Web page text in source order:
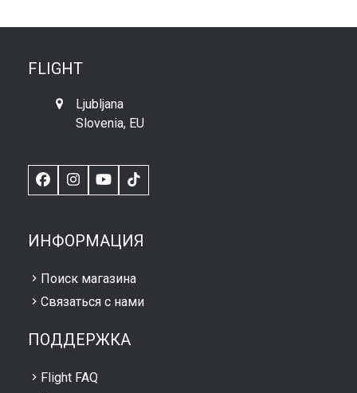
FLIGHT
Ljubljana
Slovenia, EU
FacebookInstagram
YouTubeTikTok
ИНФОРМАЦИЯ
Поиск магазина
Связаться с нами
ПОДДЕРЖКА
Flight FAQ